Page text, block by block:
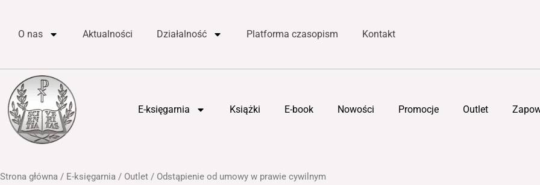
treściO nas Aktualności Działalność Platforma czasopism Kontakt
E-księgarnia Książki E-book Nowości Promocje Outlet
Strona główna / E-księgarnia / Outlet / Odstąpienie od umowy w prawie cywilnym